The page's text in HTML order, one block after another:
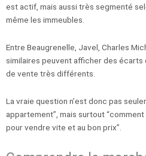
est actif, mais aussi très segmenté
même les immeubles.
Entre Beaugrenelle, Javel, Charles
similaires peuvent afficher des
de vente très différents.
La vraie question n’est donc pas
appartement”, mais surtout
pour vendre vite et au bon prix”.